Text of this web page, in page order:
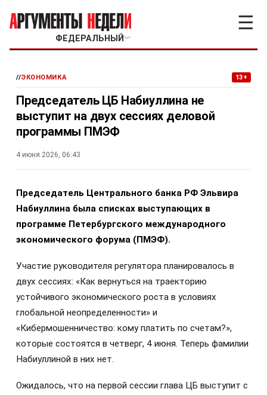
ФЕДЕРАЛЬНЫЙ ﹀
☰
//ЭКОНОМИКА 13+
Председатель ЦБ Набиуллина не
выступит на двух сессиях деловой
программы ПМЭФ
4 июня 2026, 06:43
Председатель Центрального банка РФ Эльвира
Набиуллина была списках выступающих в
программе Петербургского международного
экономического форума (ПМЭФ).
Участие руководителя регулятора планировалось в
двух сессиях: «Как вернуться на траекторию
устойчивого экономического роста в условиях
глобальной неопределенности» и
«Кибермошенничество: кому платить по счетам?»,
которые состоятся в четверг, 4 июня. Теперь фамилии
Набиуллиной в них нет.
Ожидалось, что на первой сессии глава ЦБ выступит с